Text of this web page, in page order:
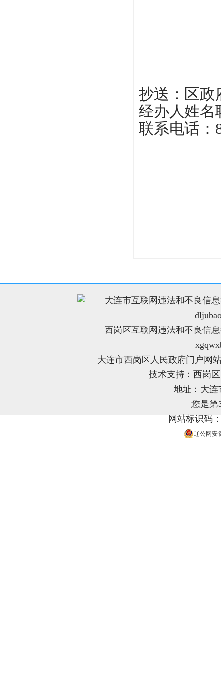
抄送：区政
经办人姓名
联系电话：
"
大连市互联网违法和不良信
西岗区互联网违法和不良信
大连市西岗区人民政府门户网
技术支持：西岗
地址：大连
您是第
网站标识码
辽公网安